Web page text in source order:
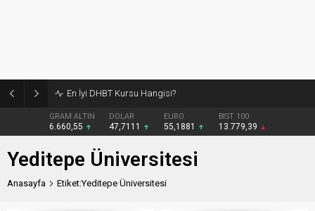
En İyi DHBT Kursu Hangisi?
GRAM ALTIN
6.660,55
DOLAR
47,7111
EURO
55,1881
BIST 100
13.779,39
Yeditepe Üniversitesi
Anasayfa Etiket:Yeditepe Üniversitesi